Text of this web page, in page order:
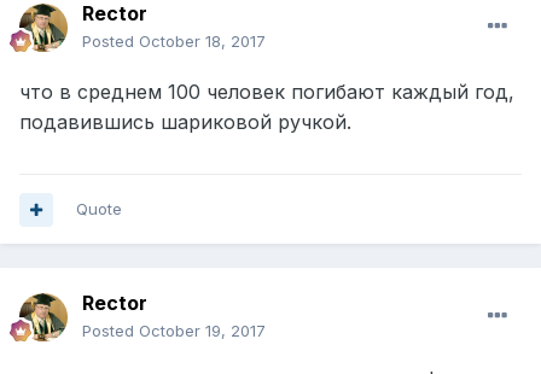
Rector
Posted October 18, 2017
что в среднем 100 человек погибают каждый год,
подавившись шариковой ручкой.
Quote
Rector
Posted October 19, 2017